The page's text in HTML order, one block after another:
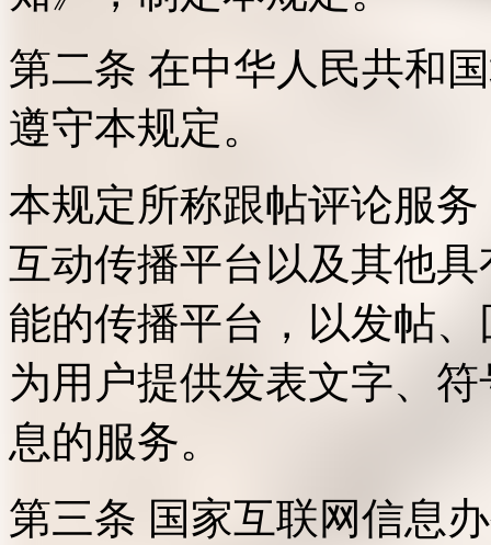
第二条 在中华人民共和
遵守本规定。
本规定所称跟帖评论服
互动传播平台以及其他
能的传播平台，以发帖
为用户提供发表文字、
息的服务。
第三条 国家互联网信息